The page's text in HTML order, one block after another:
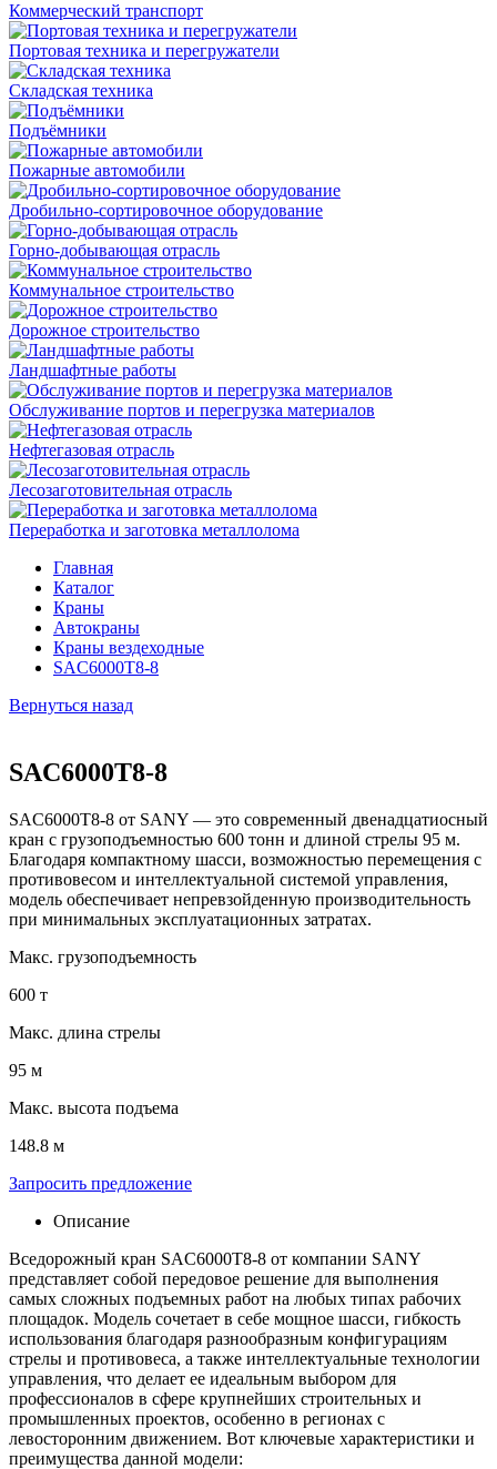
Коммерческий транспорт
Портовая техника и перегружатели
Складская техника
Подъёмники
Пожарные автомобили
Дробильно-сортировочное оборудование
Горно-добывающая отрасль
Коммунальное строительство
Дорожное строительство
Ландшафтные работы
Обслуживание портов и перегрузка материалов
Нефтегазовая отрасль
Лесозаготовительная отрасль
Переработка и заготовка металлолома
Главная
Каталог
Краны
Автокраны
Краны вездеходные
SAC6000T8-8
Вернуться назад
SAC6000T8-8
SAC6000T8-8 от SANY — это современный двенадцатиосный
кран с грузоподъемностью 600 тонн и длиной стрелы 95 м.
Благодаря компактному шасси, возможностью перемещения с
противовесом и интеллектуальной системой управления,
модель обеспечивает непревзойденную производительность
при минимальных эксплуатационных затратах.
Макс. грузоподъемность
600 т
Макс. длина стрелы
95 м
Макс. высота подъема
148.8 м
Запросить предложение
Описание
Вседорожный кран SAC6000T8-8 от компании SANY
представляет собой передовое решение для выполнения
самых сложных подъемных работ на любых типах рабочих
площадок. Модель сочетает в себе мощное шасси, гибкость
использования благодаря разнообразным конфигурациям
стрелы и противовеса, а также интеллектуальные технологии
управления, что делает ее идеальным выбором для
профессионалов в сфере крупнейших строительных и
промышленных проектов, особенно в регионах с
левосторонним движением. Вот ключевые характеристики и
преимущества данной модели: